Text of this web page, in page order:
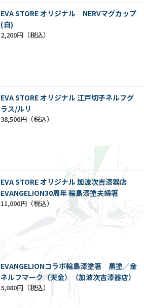
EVA STORE オリジナル NERVマグカップ
(白)
2,200円
EVA STORE オリジナル 江戸切子ネルフグ
ラス/ルリ
38,500円
EVA STORE オリジナル 加波次吉漆器店
EVANGELION30周年 輪島漆塗夫婦箸
11,000円
EVANGELIONコラボ輪島漆塗箸 黒塗／金
ネルフマーク（天金）（加波次吉漆器店）
3,080円